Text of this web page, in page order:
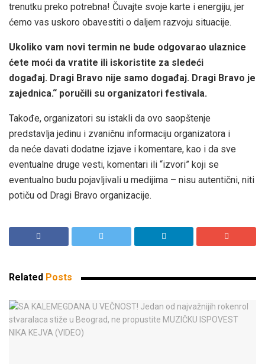
trenutku preko potrebna! Čuvajte svoje karte i energiju, jer
ćemo vas uskoro obavestiti o daljem razvoju situacije.
Ukoliko vam novi termin ne bude odgovarao ulaznice
ćete moći da vratite ili iskoristite za sledeći
događaj. Dragi Bravo nije samo događaj. Dragi Bravo je
zajednica.“ poručili su organizatori festivala.
Takođe, organizatori su istakli da ovo saopštenje
predstavlja jedinu i zvaničnu informaciju organizatora i
da neće davati dodatne izjave i komentare, kao i da sve
eventualne druge vesti, komentari ili “izvori” koji se
eventualno budu pojavljivali u medijima – nisu autentični, niti
potiču od Dragi Bravo organizacije.
Related Posts